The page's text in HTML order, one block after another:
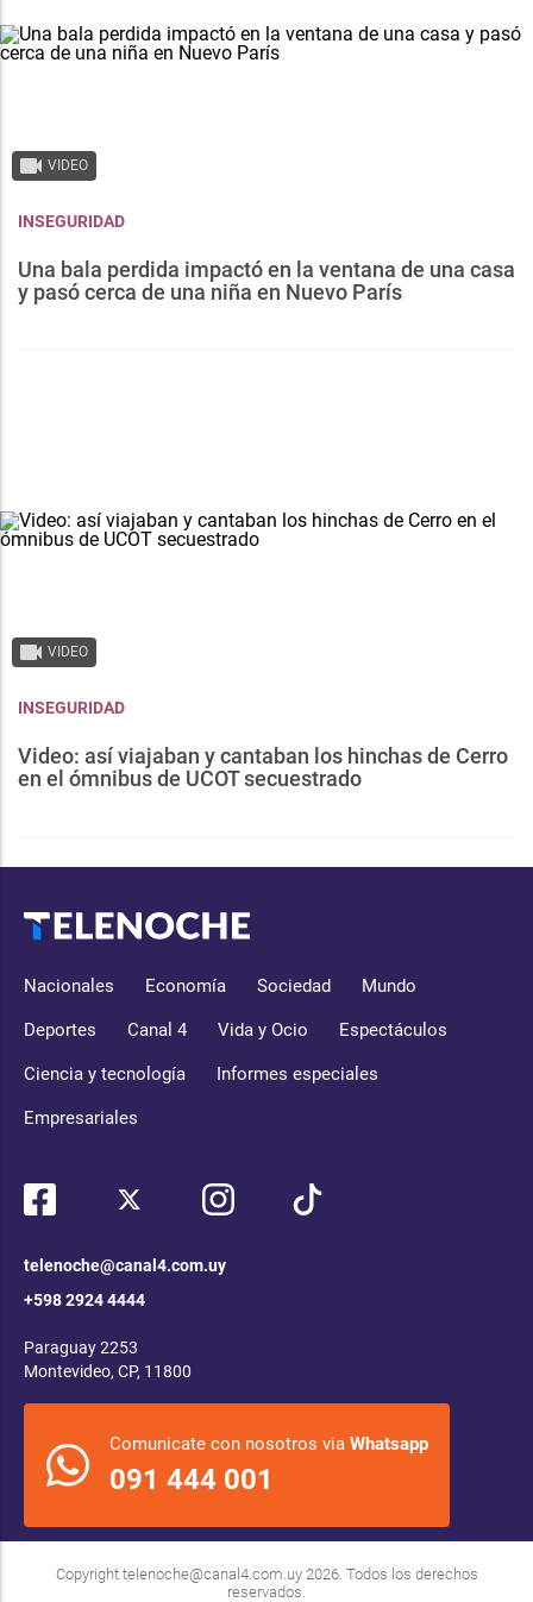
VIDEO
INSEGURIDAD
Una bala perdida impactó en la ventana de una casa
y pasó cerca de una niña en Nuevo París
VIDEO
INSEGURIDAD
Video: así viajaban y cantaban los hinchas de Cerro
en el ómnibus de UCOT secuestrado
Nacionales Economía Sociedad Mundo
Deportes Canal 4 Vida y Ocio Espectáculos
Ciencia y tecnología Informes especiales
Empresariales
telenoche@canal4.com.uy
+598 2924 4444
Paraguay 2253
Montevideo, CP, 11800
Comunicate con nosotros via Whatsapp
091 444 001
Copyright telenoche@canal4.com.uy2026. Todos los derechos
reservados.